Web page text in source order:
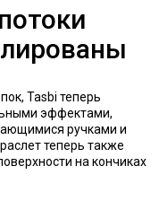
Tasbi теперь
эффектами,
ручками и
теперь также
на кончиках